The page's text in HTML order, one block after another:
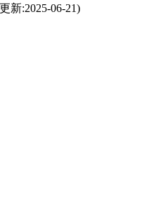
新:2025-06-21)